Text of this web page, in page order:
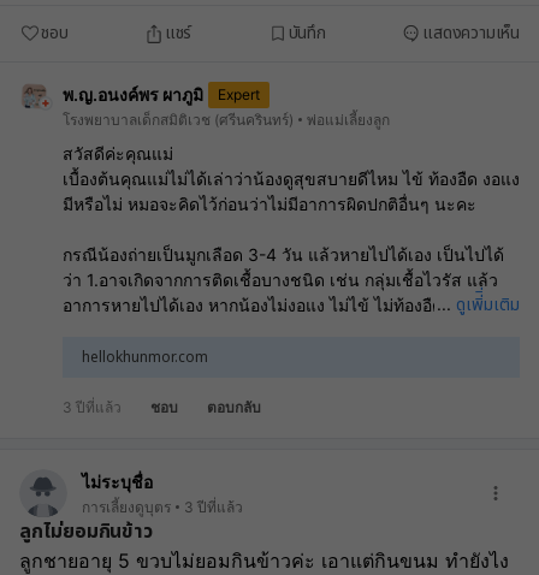
ชอบ แชร์ บันทึก แสดงความเห็น
พ.ญ.อนงค์พร ผาภูมิ
Expert
โรงพยาบาลเด็กสมิติเวช (ศรีนครินทร์)
พ่อแม่เลี้ยงลูก
สวัสดีค่ะคุณแม่
เบื้องต้นคุณแม่ไม่ได้เล่าว่าน้องดูสุขสบายดีไหม ไข้ ท้องอืด งอแง
มีหรือไม่ หมอจะคิดไว้ก่อนว่าไม่มีอาการผิดปกติอื่นๆ นะคะ
กรณีน้องถ่ายเป็นมูกเลือด 3-4 วัน แล้วหายไปได้เอง เป็นไปได้
ว่า 1.อาจเกิดจากการติดเชื้อบางชนิด เช่น กลุ่มเชื้อไวรัส แล้ว
อาการหายไปได้เอง หากน้องไม่งอแง ไม่ไข้ ไม่ท้องอืด แนะนำ
มีอาการผิดปกติอื่นๆ ข้างต้น ให้ไปพบคุณหมอนะคะ 2. แพ้นมวัว
คาดว่าเด็กทานนมแม่นะคะ มีบางกรณีที่เด็กทานนมแม่ แต่คุณ
อะไร ดูสบายดี ลองสังเกตอาการอีกสัก 1-2 สัปดาห์นะคะ
ระหว่างนี้ถ้ามีถ่ายมูกเลือดอีก แนะนำคุณแม่งดอาหารที่มีส่วน
... ดูเพิ่ิ่มเติม
hellokhunmor.com
3 ปีที่แล้ว ชอบ ตอบกลับ
ไม่ระบุชื่อ
การเลี้ยงดูบุตร 3 ปีที่แล้ว
ลูกไม่ยอมกินข้าว
ลูกชายอายุ 5 ขวบไม่ยอมกินข้าวค่ะ เอาแต่กินขนม ทำยังไง